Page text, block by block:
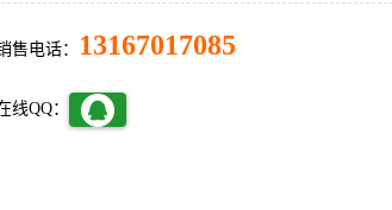
售电话： 13167017085
线QQ：